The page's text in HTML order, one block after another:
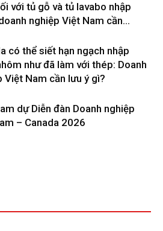
với tủ gỗ và tủ lavabo nhập
nghiệp Việt Nam cần...
có thể siết hạn ngạch nhập
như đã làm với thép: Doanh
Việt Nam cần lưu ý gì?
dự Diễn đàn Doanh nghiệp
– Canada 2026